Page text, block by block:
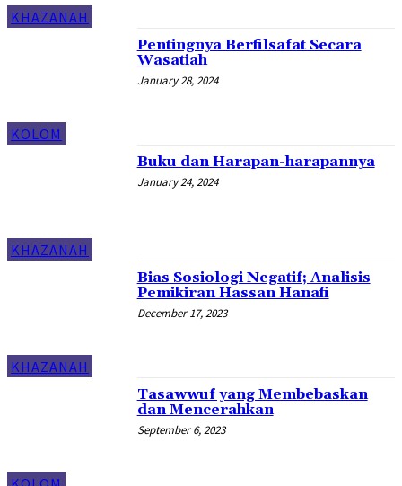
KHAZANAH
KOLOM
Pentingnya Berfilsafat Secara
Wasatiah
January 28, 2024
KHAZANAH
Buku dan Harapan-harapannya
January 24, 2024
KHAZANAH
Bias Sosiologi Negatif; Analisis
Pemikiran Hassan Hanafi
December 17, 2023
Tasawwuf yang Membebaskan
dan Mencerahkan
September 6, 2023